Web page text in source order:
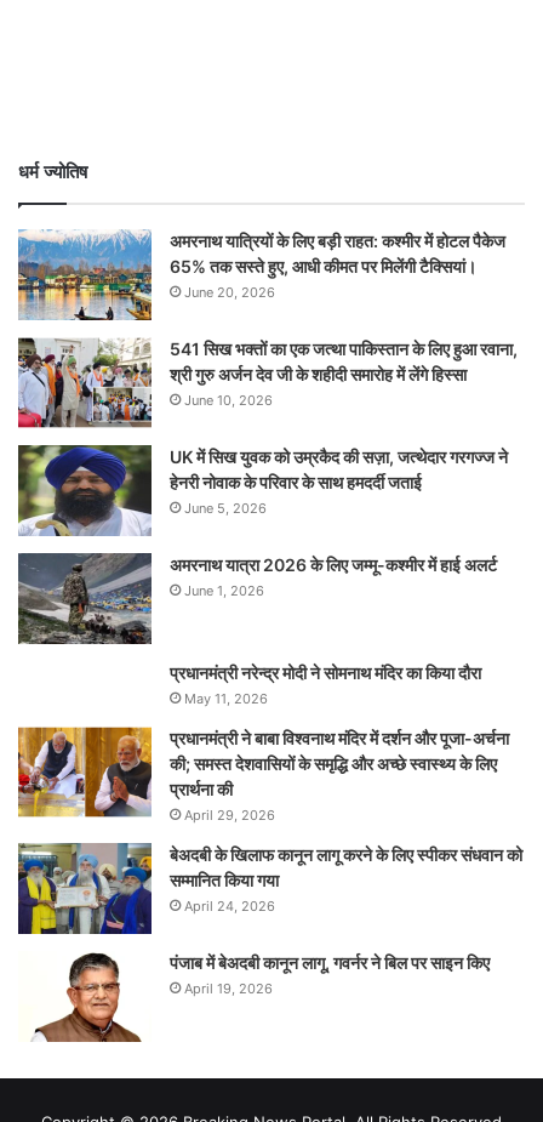
धर्म ज्योतिष
अमरनाथ यात्रियों के लिए बड़ी राहत: कश्मीर में होटल पैकेज
65% तक सस्ते हुए, आधी कीमत पर मिलेंगी टैक्सियां।
June 20, 2026
541 सिख भक्तों का एक जत्था पाकिस्तान के लिए हुआ रवाना,
श्री गुरु अर्जन देव जी के शहीदी समारोह में लेंगे हिस्सा
June 10, 2026
UK में सिख युवक को उम्रकैद की सज़ा, जत्थेदार गरगज्ज ने
हेनरी नोवाक के परिवार के साथ हमदर्दी जताई
June 5, 2026
अमरनाथ यात्रा 2026 के लिए जम्मू-कश्मीर में हाई अलर्ट
June 1, 2026
प्रधानमंत्री नरेन्‍द्र मोदी ने सोमनाथ मंदिर का किया दौरा
May 11, 2026
प्रधानमंत्री ने बाबा विश्वनाथ मंदिर में दर्शन और पूजा-अर्चना
की; समस्‍त देशवासियों के समृद्धि और अच्छे स्वास्थ्य के लिए
प्रार्थना की
April 29, 2026
बेअदबी के खिलाफ कानून लागू करने के लिए स्पीकर संधवान को
सम्मानित किया गया
April 24, 2026
पंजाब में बेअदबी कानून लागू, गवर्नर ने बिल पर साइन किए
April 19, 2026